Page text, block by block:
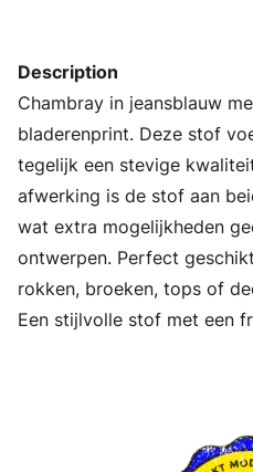
Description
Chambray in jeansblauw
bladerenprint. Deze stof
tegelijk een stevige
afwerking is de stof aan
wat extra mogelijkheden
ontwerpen. Perfect
rokken, broeken, tops of
Een stijlvolle stof met een